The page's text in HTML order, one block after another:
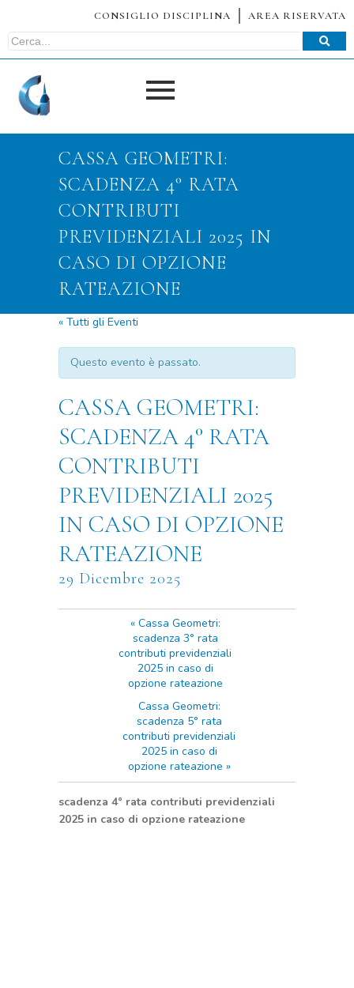
CONSIGLIO DISCIPLINA AREA RISERVATA
CASSA GEOMETRI:
SCADENZA 4° RATA
CONTRIBUTI
PREVIDENZIALI 2025 IN
CASO DI OPZIONE
RATEAZIONE
« Tutti gli Eventi
Questo evento è passato.
CASSA GEOMETRI:
SCADENZA 4° RATA
CONTRIBUTI
PREVIDENZIALI 2025
IN CASO DI OPZIONE
RATEAZIONE
29 Dicembre 2025
«Cassa Geometri:
scadenza 3° rata
contributi previdenziali
2025 in caso di
opzione rateazione
Cassa Geometri:
scadenza 5° rata
contributi previdenziali
2025 in caso di
opzione rateazione »
scadenza 4° rata contributi previdenziali
2025 in caso di opzione rateazione